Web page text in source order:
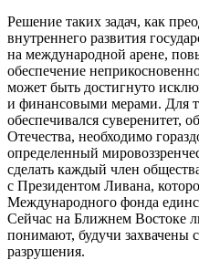
Решение таких задач, как
внутреннего развития
на международной арене,
обеспечение
может быть достигнуто
и финансовыми мерами. Для
обеспечивался суверенитет,
Отечества, необходимо
определенный
сделать каждый член
с Президентом Ливана,
Международного фонда
Сейчас на Ближнем Востоке
понимают, будучи захвачены
разрушения.